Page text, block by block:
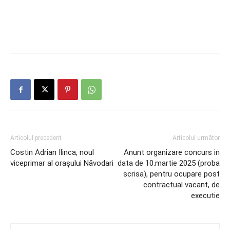
Articolul precedent
Costin Adrian Ilinca, noul
viceprimar al orașului Năvodari
Articolul următor
Anunt organizare concurs in
data de 10.martie 2025 (proba
scrisa), pentru ocupare post
contractual vacant, de
executie